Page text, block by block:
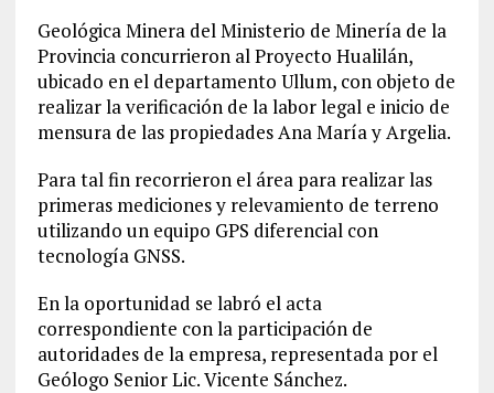
Geológica Minera del Ministerio de Minería de la
Provincia concurrieron al Proyecto Hualilán,
ubicado en el departamento Ullum, con objeto de
realizar la verificación de la labor legal e inicio de
mensura de las propiedades Ana María y Argelia.
Para tal fin recorrieron el área para realizar las
primeras mediciones y relevamiento de terreno
utilizando un equipo GPS diferencial con
tecnología GNSS.
En la oportunidad se labró el acta
correspondiente con la participación de
autoridades de la empresa, representada por el
Geólogo Senior Lic. Vicente Sánchez.